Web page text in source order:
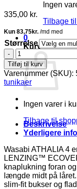
Ingen
Tilbage
0
Kurv
Ingen varer i
Tilbage til
335,00 kr.
Størrelse
Wasabi
Athalia
4
Tunic
Bladprint
Sort/Creme/
BM:
46/48:135
50/52:145
LG:95
Vejl.
399,95
antal
Tilføj til kurv
Varenummer (SKU):
tunikaer
Beskrivelse
Yderligere
Wasabi ATHALIA 4
LENZING™
knaplukning foran
længde midt på
slim-fit bukser og